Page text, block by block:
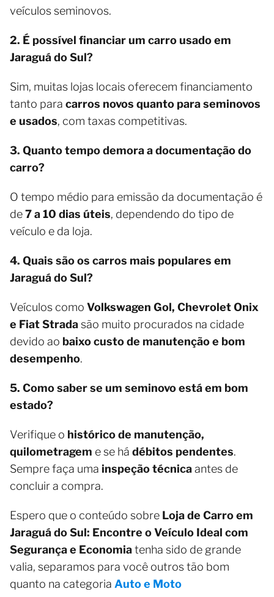
veículos seminovos.
2. É possível financiar um carro usado em
Jaraguá do Sul?
Sim, muitas lojas locais oferecem financiamento
tanto para carros novos quanto para seminovos
e usados, com taxas competitivas.
3. Quanto tempo demora a documentação do
carro?
O tempo médio para emissão da documentação é
de7 a 10 dias úteis, dependendo do tipo de
veículo e da loja.
4. Quais são os carros mais populares em
Jaraguá do Sul?
Veículos como Volkswagen Gol, Chevrolet Onix
e Fiat Stradasão muito procurados na cidade
devido ao baixo custo de manutenção e bom
desempenho.
5. Como saber se um seminovo está em bom
estado?
Verifique o histórico de manutenção,
quilometragem e se há débitos pendentes.
Sempre faça uma inspeção técnicaantes de
concluir a compra.
Espero que o conteúdo sobre Loja de Carro em
Jaraguá do Sul: Encontre o Veículo Ideal com
Segurança e Economiatenha sido de grande
valia, separamos para você outros tão bom
quanto na categoria Auto e Moto